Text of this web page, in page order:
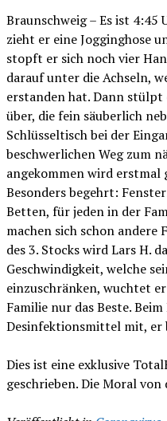
Braunschweig – Es ist 4:45
zieht er eine Jogginghose
stopft er sich noch vier
darauf unter die Achseln,
erstanden hat. Dann stülpt
über, die fein säuberlich
Schlüsseltisch bei der
beschwerlichen Weg zum
angekommen wird erstmal
Besonders begehrt:
Betten, für jeden in der
machen sich schon
des 3. Stocks wird Lars H.
Geschwindigkeit, welche
einzuschränken, wuchtet
Familie nur das Beste.
Desinfektionsmittel mit, er
Dies ist eine exklusive
geschrieben. Die Moral